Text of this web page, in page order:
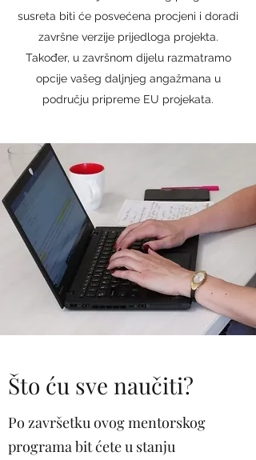
susreta biti će posvećena procjeni i doradi
završne verzije prijedloga projekta.
Također, u završnom dijelu razmatramo
opcije vašeg daljnjeg angažmana u
području pripreme EU projekata.
Što ću sve naučiti?
Po završetku ovog mentorskog
programa bit ćete u stanju